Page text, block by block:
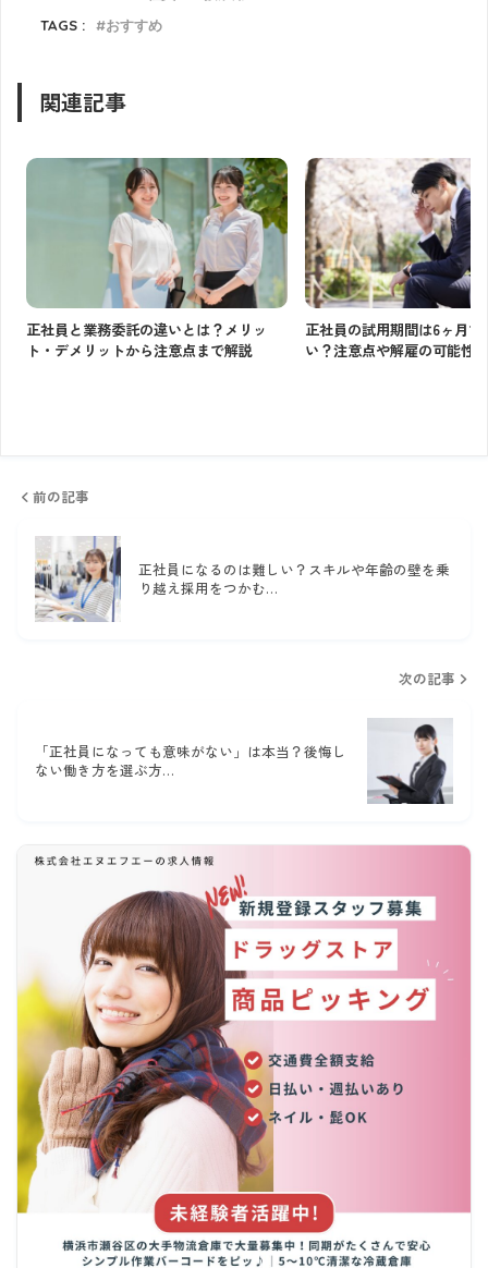
TAGS :
おすすめ
関連記事
正社員と業務委託の違いとは？メリッ
ト・デメリットから注意点まで解説
正社員の試用期間は6ヶ月で
い？注意点や解雇の可能性
前の記事
正社員になるのは難しい？スキルや年齢の壁を乗
り越え採用をつかむ…
次の記事
「正社員になっても意味がない」は本当？後悔し
ない働き方を選ぶ方…